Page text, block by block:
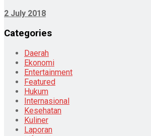
2 July 2018
Categories
Daerah
Ekonomi
Entertainment
Featured
Hukum
Internasional
Kesehatan
Kuliner
Laporan